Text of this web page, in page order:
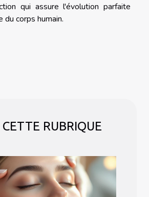
qui assure l'évolution parfaite
du corps humain.
RUBRIQUE